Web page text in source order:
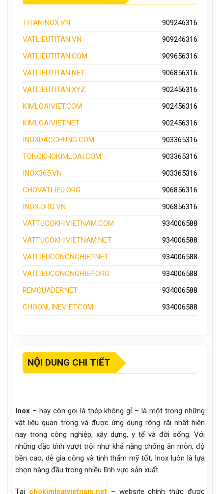
TITANINOX.VN
909246316
VATLIEUTITAN.VN
909246316
VATLIEUTITAN.COM
909656316
VATLIEUTITAN.NET
906856316
VATLIEUTITAN.XYZ
902456316
KIMLOAIVIET.COM
902456316
KIMLOAIVIET.NET
902456316
INOXDACCHUNG.COM
903365316
TONGKHOKIMLOAI.COM
903365316
INOX365.VN
903365316
CHOVATLIEU.ORG
906856316
INOX.ORG.VN
906856316
VATTUCOKHIVIETNAM.COM
934006588
VATTUCOKHIVIETNAM.NET
934006588
VATLIEUCONGNGHIEP.NET
934006588
VATLIEUCONGNGHIEP.ORG
934006588
REMCUADEP.NET
934006588
CHOONLINEVIET.COM
934006588
NỘI DUNG CHI TIẾT
Inox – hay còn gọi là thép không gỉ – là một trong những
vật liệu quan trọng và được ứng dụng rộng rãi nhất hiện
nay trong công nghiệp, xây dựng, y tế và đời sống. Với
những đặc tính vượt trội như khả năng chống ăn mòn, độ
bền cao, dễ gia công và tính thẩm mỹ tốt, Inox luôn là lựa
chọn hàng đầu trong nhiều lĩnh vực sản xuất.
Tại chokimloaivietnam.net– website chính thức được